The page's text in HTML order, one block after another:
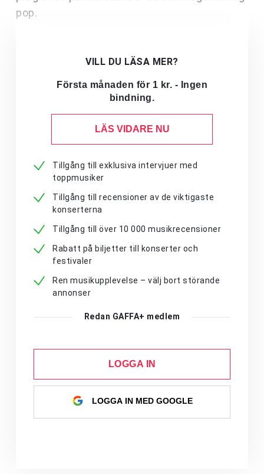
pop.
VILL DU LÄSA MER?
Första månaden för 1 kr. - Ingen
bindning.
LÄS VIDARE NU
Tillgång till exklusiva intervjuer med
toppmusiker
Tillgång till recensioner av de viktigaste
konserterna
Tillgång till över 10 000 musikrecensioner
Rabatt på biljetter till konserter och
festivaler
Ren musikupplevelse – välj bort störande
annonser
Redan GAFFA+ medlem
LOGGA IN
LOGGA IN MED GOOGLE